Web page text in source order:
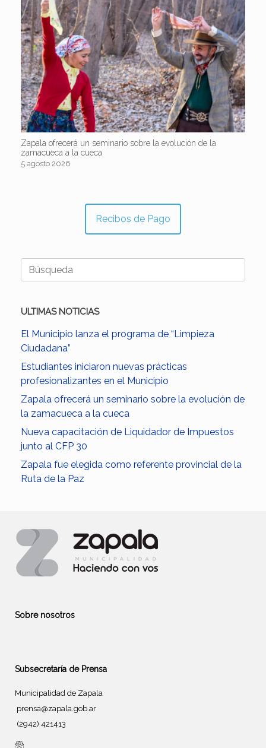
Zapala ofrecerá un seminario sobre la evolución de la
zamacueca a la cueca
5 agosto 2026
Recibos de Pago
Buscar:
ULTIMAS NOTICIAS
El Municipio lanza el programa de “Limpieza
Ciudadana”
Estudiantes iniciaron nuevas prácticas
profesionalizantes en el Municipio
Zapala ofrecerá un seminario sobre la evolución de
la zamacueca a la cueca
Nueva capacitación de Liquidador de Impuestos
junto al CFP 30
Zapala fue elegida como referente provincial de la
Ruta de la Paz
Sobre nosotros
Subsecretaría de Prensa
Municipalidad de Zapala
prensa@zapala.gob.ar
(2942) 421413